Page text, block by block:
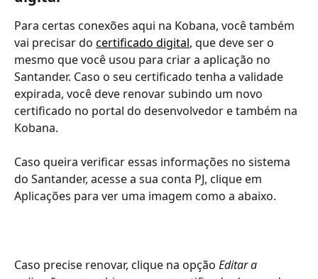
Para certas conexões aqui na Kobana, você também
vai precisar do certificado digital, que deve ser o
mesmo que você usou para criar a aplicação no
Santander. Caso o seu certificado tenha a validade
expirada, você deve renovar subindo um novo
certificado no portal do desenvolvedor e também na
Kobana.
Caso queira verificar essas informações no sistema
do Santander, acesse a sua conta PJ, clique em
Aplicações para ver uma imagem como a abaixo.
Caso precise renovar, clique na opção Editar a